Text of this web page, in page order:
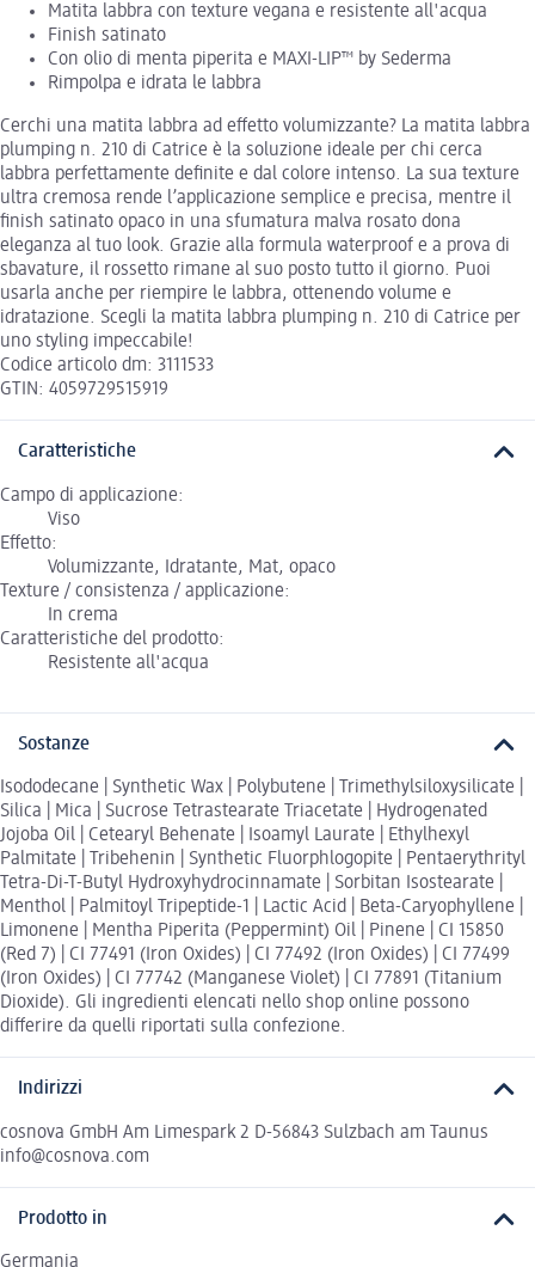
Matita labbra con texture vegana e resistente all'acqua
Finish satinato
Con olio di menta piperita e MAXI-LIP™ by Sederma
Rimpolpa e idrata le labbra
Cerchi una matita labbra ad effetto volumizzante? La matita labbra
plumping n. 210 di Catrice è la soluzione ideale per chi cerca
labbra perfettamente definite e dal colore intenso. La sua texture
ultra cremosa rende l’applicazione semplice e precisa, mentre il
finish satinato opaco in una sfumatura malva rosato dona
eleganza al tuo look. Grazie alla formula waterproof e a prova di
sbavature, il rossetto rimane al suo posto tutto il giorno. Puoi
usarla anche per riempire le labbra, ottenendo volume e
idratazione. Scegli la matita labbra plumping n. 210 di Catrice per
uno styling impeccabile!
Codice articolo dm: 3111533
GTIN: 4059729515919
Caratteristiche
Campo di applicazione:
Viso
Effetto:
Volumizzante, Idratante, Mat, opaco
Texture / consistenza / applicazione:
In crema
Caratteristiche del prodotto:
Resistente all'acqua
Sostanze
Isododecane | Synthetic Wax | Polybutene | Trimethylsiloxysilicate |
Silica | Mica | Sucrose Tetrastearate Triacetate | Hydrogenated
Jojoba Oil | Cetearyl Behenate | Isoamyl Laurate | Ethylhexyl
Palmitate | Tribehenin | Synthetic Fluorphlogopite | Pentaerythrityl
Tetra-Di-T-Butyl Hydroxyhydrocinnamate | Sorbitan Isostearate |
Menthol | Palmitoyl Tripeptide-1 | Lactic Acid | Beta-Caryophyllene |
Limonene | Mentha Piperita (Peppermint) Oil | Pinene | CI 15850
(Red 7) | CI 77491 (Iron Oxides) | CI 77492 (Iron Oxides) | CI 77499
(Iron Oxides) | CI 77742 (Manganese Violet) | CI 77891 (Titanium
Dioxide). Gli ingredienti elencati nello shop online possono
differire da quelli riportati sulla confezione.
Indirizzi
cosnova GmbH Am Limespark 2 D-56843 Sulzbach am Taunus
info@cosnova.com
Prodotto in
Germania